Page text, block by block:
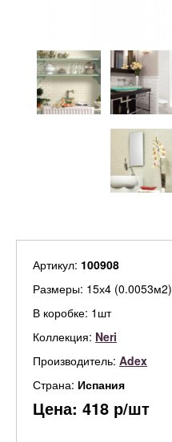
Артикул: 100908
Размеры: 15х4 (0.0053м2)
В коробке: 1шт
Коллекция: Neri
Производитель: Adex
Страна: Испания
Цена: 418 р/шт